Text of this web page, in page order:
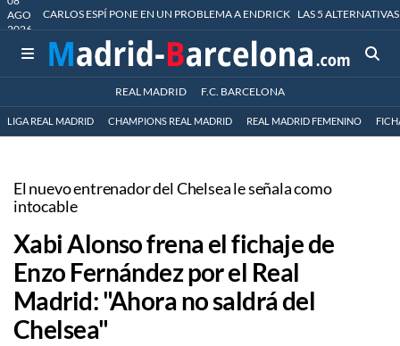
AGO
2026
CARLOS ESPÍ PONE EN UN PROBLEMA A ENDRICK LAS 5
REAL MADRID F.C. BARCELONA
LIGA REAL MADRID CHAMPIONS REAL MADRID REAL MADRID FEMENINO
El nuevo entrenador del Chelsea le señala como
intocable
Xabi Alonso frena el fichaje de
Enzo Fernández por el Real
Madrid: "Ahora no saldrá del
Chelsea"